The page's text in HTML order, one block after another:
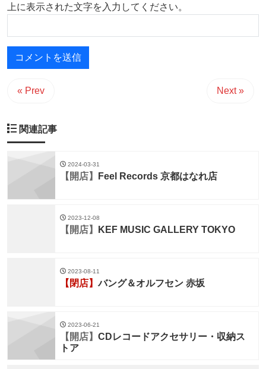
上に表示された文字を入力してください。
« Prev Next »
関連記事
2024-03-31
【開店】 Feel Records 京都はなれ店
2023-12-08
【開店】 KEF MUSIC GALLERY TOKYO
2023-08-11
【閉店】バング＆オルフセン 赤坂
2023-06-21
【開店】 CDレコードアクセサリー・収納ス
トア